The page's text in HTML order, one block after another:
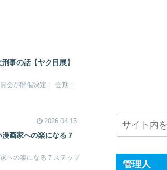
事の話【ヤク目展】
会が開催決定！ 会期：
2026.04.15
画家への楽になる７
への楽になる７ステップ
管理人